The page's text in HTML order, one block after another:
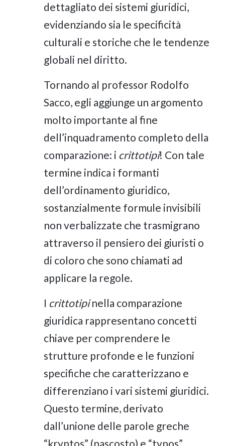
dettagliato dei sistemi giuridici,
evidenziando sia le specificità
culturali e storiche che le tendenze
globali nel diritto.
Tornando al professor Rodolfo
Sacco, egli aggiunge un argomento
molto importante al fine
dell’inquadramento completo della
comparazione: i crittotipi! Con tale
termine indica i formanti
dell’ordinamento giuridico,
sostanzialmente formule invisibili
non verbalizzate che trasmigrano
attraverso il pensiero dei giuristi o
di coloro che sono chiamati ad
applicare la regole.
I crittotipinella comparazione
giuridica rappresentano concetti
chiave per comprendere le
strutture profonde e le funzioni
specifiche che caratterizzano e
differenziano i vari sistemi giuridici.
Questo termine, derivato
dall’unione delle parole greche
“kryptos” (nascosto) e “typos”